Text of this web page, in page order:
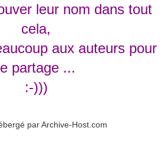
leur nom dans tout
cela,
aux auteurs pour
partage ...
:-)))